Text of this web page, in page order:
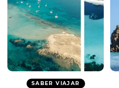
SABER VIAJAR